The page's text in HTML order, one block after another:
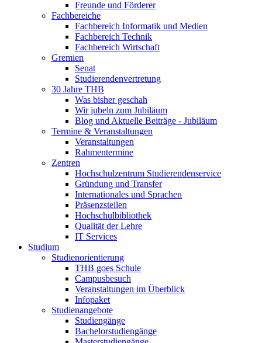
Freunde und Förderer
Fachbereiche
Fachbereich Informatik und Medien
Fachbereich Technik
Fachbereich Wirtschaft
Gremien
Senat
Studierendenvertretung
30 Jahre THB
Was bisher geschah
Wir jubeln zum Jubiläum
Blog und Aktuelle Beiträge - Jubiläum
Termine & Veranstaltungen
Veranstaltungen
Rahmentermine
Zentren
Hochschulzentrum Studierendenservice
Gründung und Transfer
Internationales und Sprachen
Präsenzstellen
Hochschulbibliothek
Qualität der Lehre
IT Services
Studium
Studienorientierung
THB goes Schule
Campusbesuch
Veranstaltungen im Überblick
Infopaket
Studienangebote
Studiengänge
Bachelorstudiengänge